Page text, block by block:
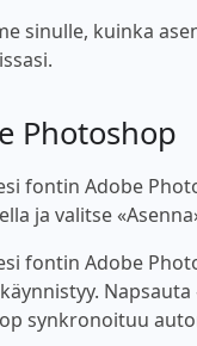
sinulle, kuinka
Photoshop
fontin Adobe
ja valitse
fontin Adobe
synkronoituu